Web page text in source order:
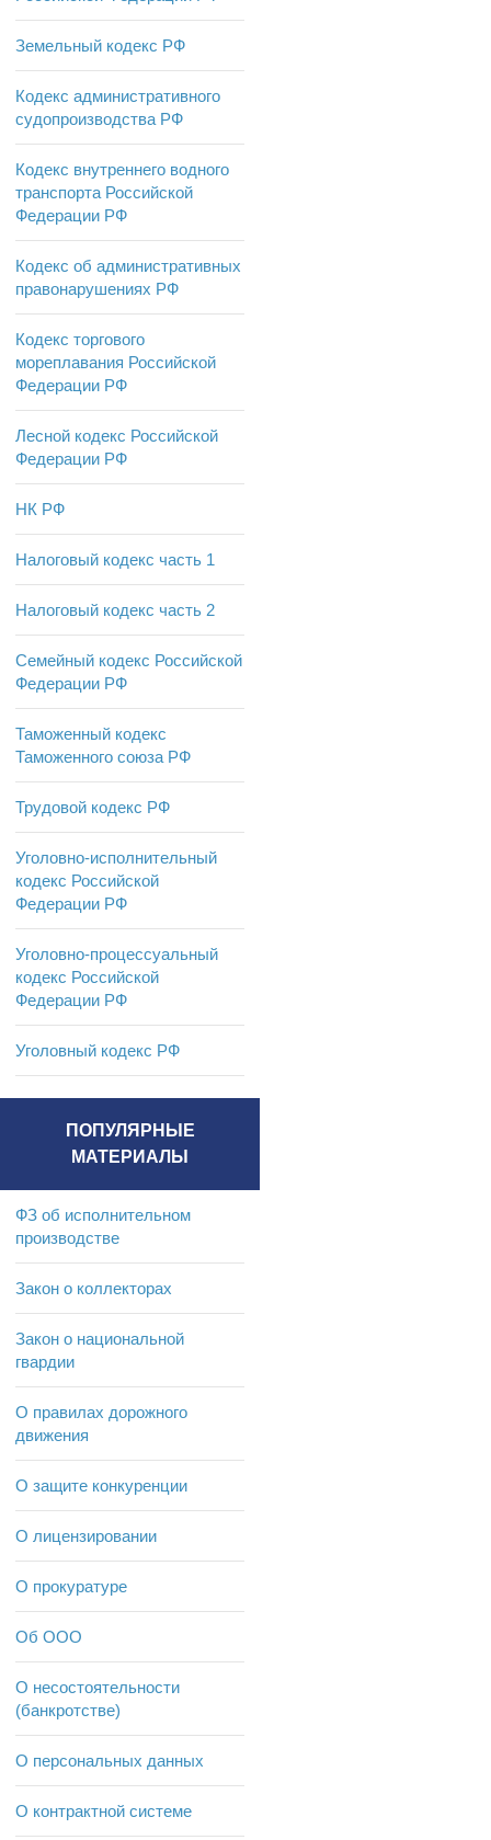
Земельный кодекс РФ
Кодекс административного
судопроизводства РФ
Кодекс внутреннего водного
транспорта Российской
Федерации РФ
Кодекс об административных
правонарушениях РФ
Кодекс торгового
мореплавания Российской
Федерации РФ
Лесной кодекс Российской
Федерации РФ
НК РФ
Налоговый кодекс часть 1
Налоговый кодекс часть 2
Семейный кодекс Российской
Федерации РФ
Таможенный кодекс
Таможенного союза РФ
Трудовой кодекс РФ
Уголовно-исполнительный
кодекс Российской
Федерации РФ
Уголовно-процессуальный
кодекс Российской
Федерации РФ
Уголовный кодекс РФ
ПОПУЛЯРНЫЕ
МАТЕРИАЛЫ
ФЗ об исполнительном
производстве
Закон о коллекторах
Закон о национальной
гвардии
О правилах дорожного
движения
О защите конкуренции
О лицензировании
О прокуратуре
Об ООО
О несостоятельности
(банкротстве)
О персональных данных
О контрактной системе